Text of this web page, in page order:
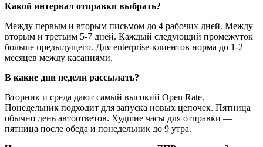
Какой интервал отправки выбрать?
Между первым и вторым письмом до 4 рабочих дней. Между
вторым и третьим 5-7 дней. Каждый следующий промежуток
больше предыдущего. Для enterprise-клиентов норма до 1-2
месяцев между касаниями.
В какие дни недели рассылать?
Вторник и среда дают самый высокий Open Rate.
Понедельник подходит для запуска новых цепочек. Пятница
обычно день автоответов. Худшие часы для отправки —
пятница после обеда и понедельник до 9 утра.